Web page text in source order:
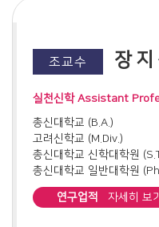
사복음서에 나타난 예수 그
시간 이해(2021)
바울서신의 인사말에 나타
(2022)
예루살렘 교회가 세운 일
하나님나라 운동에 나타난
신학적 조명(2023)
갈라디아서 3장 27절에 나
의(2023)
"우리에게는 사람 죽이는
조교수 장지
실천신학 Assistant
총신대학교 (B.A.)
고려신학교 (M.Div.)
총신대학교 신학대학원
총신대학교 일반대학원
연구업적 자세히 보기